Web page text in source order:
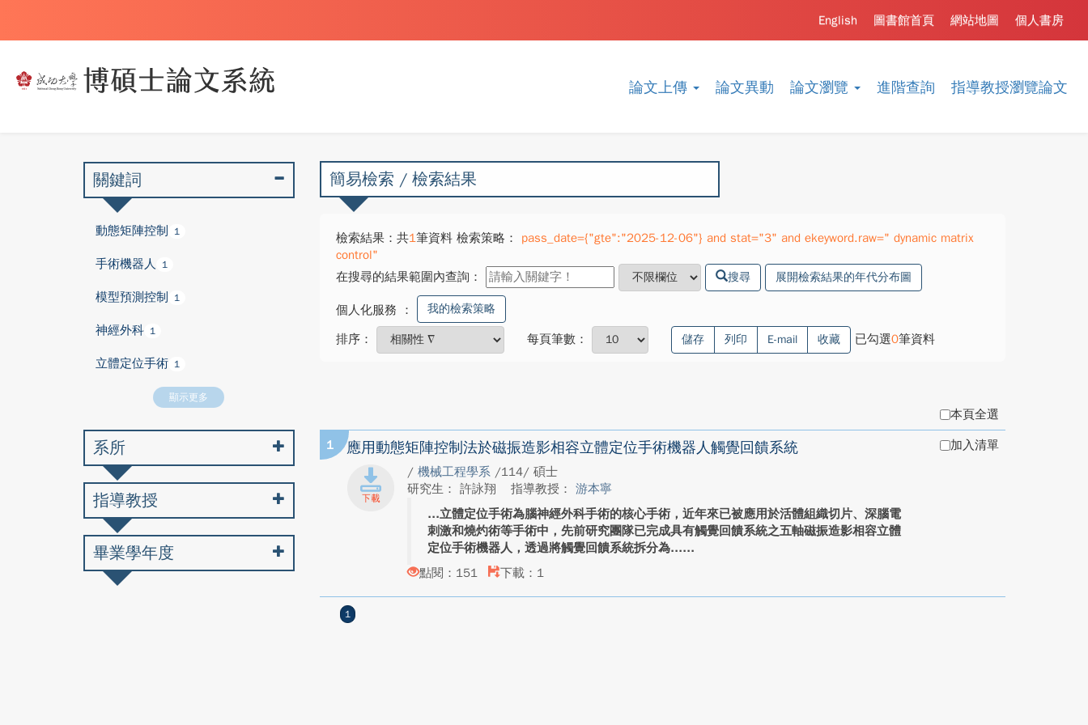
論文上傳 論文異動 論文瀏覽 進階查詢 指導教授瀏覽論文
個人書房
網站地圖
圖書館首頁
English
簡易檢索 / 檢索結果
檢索結果：共1筆資料 檢索策略：
pass_date={"gte":"2025-12-06"} and stat="3" and ekeyword.raw=" dynamic matrix
control"
在搜尋的結果範圍內查詢：
搜尋 展開檢索結果的年代分布圖
個人化服務 ： 我的檢索策略
排序： 每頁筆數： 儲存 列印 E-mail 收藏 已勾選0筆資料
本頁全選
1 應用動態矩陣控制法於磁振造影相容立體定位手術機器人觸覺回饋系統
/ 機械工程學系 /114/ 碩士
研究生： 許詠翔
指導教授： 游本寧
立體定位手術為腦神經外科手術的核心手術，近年來已被應用於活體組織切片、深腦電
刺激和燒灼術等手術中，先前研究團隊已完成具有觸覺回饋系統之五軸磁振造影相容立體
定位手術機器人，透過將觸覺回饋系統拆分為...
點閱：151
下載：1
加入清單
1
關鍵詞
動態矩陣控制 1
手術機器人 1
模型預測控制 1
神經外科 1
立體定位手術 1
顯示更多
系所
指導教授
畢業學年度